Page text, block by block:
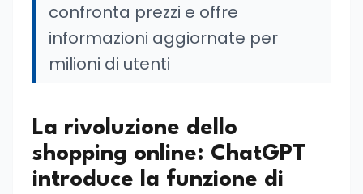
confronta prezzi e offre
informazioni aggiornate per
milioni di utenti
La rivoluzione dello
shopping online: ChatGPT
introduce la funzione di